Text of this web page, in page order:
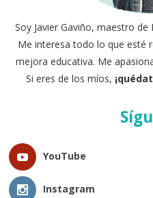
Soy Javier Gaviño, maestro
Me interesa todo lo que esté
mejora educativa. Me
Si eres de los míos,
YouTube
Instagram